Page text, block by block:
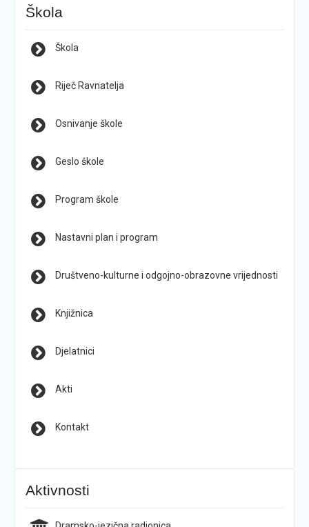
Škola
Škola
Riječ Ravnatelja
Osnivanje škole
Geslo škole
Program škole
Nastavni plan i program
Društveno-kulturne i odgojno-obrazovne vrijednosti
Knjižnica
Djelatnici
Akti
Kontakt
Aktivnosti